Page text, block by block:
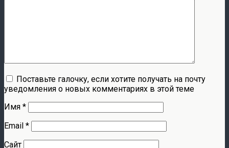
Поставьте галочку, если хотите получать на почту
уведомления о новых комментариях в этой теме
Имя *
Email *
Сайт